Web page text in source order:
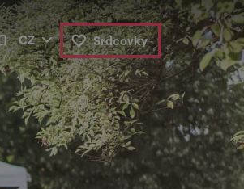
CZ Srdcovky